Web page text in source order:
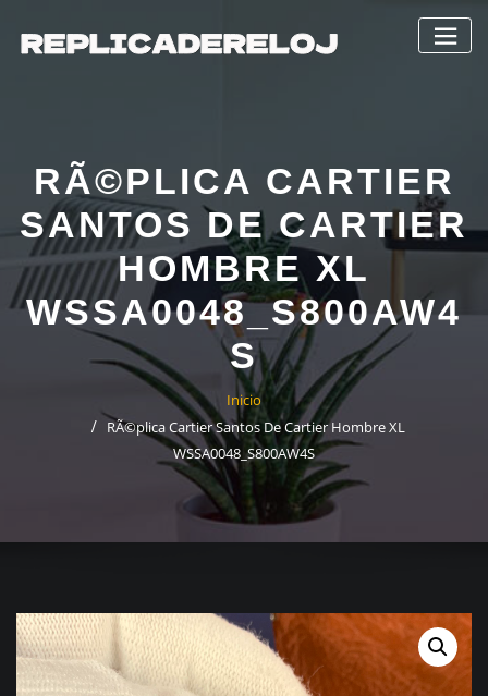
contenido
RÃ©PLICA CARTIER
SANTOS DE CARTIER
HOMBRE XL
WSSA0048_S800AW4
S
Inicio
RÃ©plica Cartier Santos De Cartier Hombre XL
WSSA0048_S800AW4S